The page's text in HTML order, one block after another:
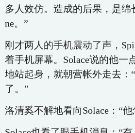
多人效仿。造成的后果，是绵
ne。”
刚才两人的手机震动了声，
着手机屏幕。Solace说的他一
地站起身，就朝营帐外走去：
了。”
洛清奚不解地看向Solace：“